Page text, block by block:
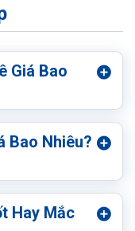
Giá Bao
Bao Nhiêu?
Hay Mắc